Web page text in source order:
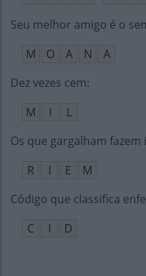
Seu melhor amigo é o
M
O A N
A
Dez vezes cem:
M
I
L
Os que gargalham fazem
R
I E
M
Código que classifica
C
I D